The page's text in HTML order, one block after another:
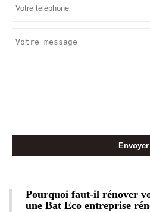
Pourquoi faut-il rénover
une Bat Eco entreprise